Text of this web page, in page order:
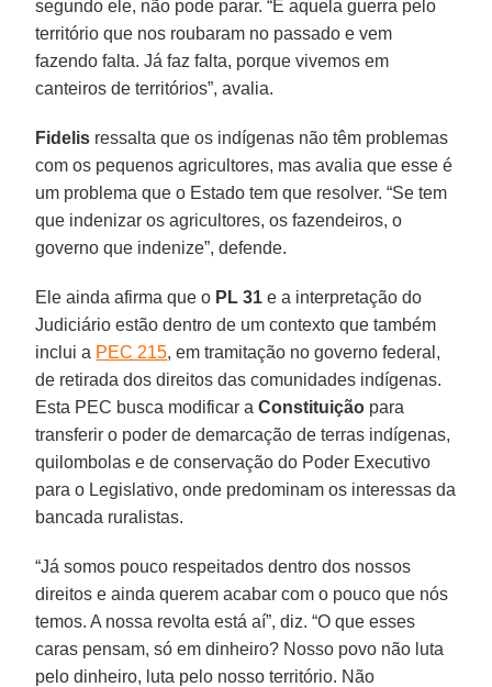
segundo ele, não pode parar. “É aquela guerra pelo
território que nos roubaram no passado e vem
fazendo falta. Já faz falta, porque vivemos em
canteiros de territórios”, avalia.
Fidelis ressalta que os indígenas não têm problemas
com os pequenos agricultores, mas avalia que esse é
um problema que o Estado tem que resolver. “Se tem
que indenizar os agricultores, os fazendeiros, o
governo que indenize”, defende.
Ele ainda afirma que o PL 31 e a interpretação do
Judiciário estão dentro de um contexto que também
inclui a PEC 215, em tramitação no governo federal,
de retirada dos direitos das comunidades indígenas.
Esta PEC busca modificar aConstituição para
transferir o poder de demarcação de terras indígenas,
quilombolas e de conservação do Poder Executivo
para o Legislativo, onde predominam os interessas da
bancada ruralistas.
“Já somos pouco respeitados dentro dos nossos
direitos e ainda querem acabar com o pouco que nós
temos. A nossa revolta está aí”, diz. “O que esses
caras pensam, só em dinheiro? Nosso povo não luta
pelo dinheiro, luta pelo nosso território. Não